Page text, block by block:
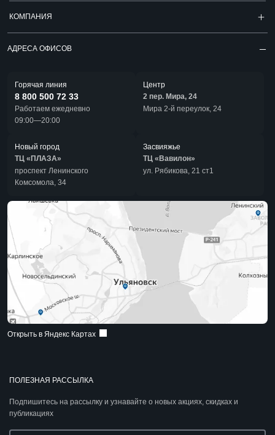
ПОЛЕЗНАЯ РАССЫЛКА
Подпишитесь на рассылку и узнавайте о новых акциях, скидках и
публикациях
КОМПАНИЯ
АДРЕСА ОФИСОВ
Горячая линия
8 800 500 72 33
Работаем ежедневно
09:00—20:00
Центр
2 пер. Мира, 24
Мира 2-й переулок, 24
Новый город
ТЦ «ПЛАЗА»
проспект Ленинского
Комсомола, 34
Засвияжье
ТЦ «Вавилон»
ул. Рябикова, 21 ст1
Открыть в Яндекс Картах